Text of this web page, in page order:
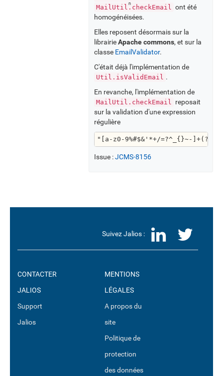
MailUtil.checkEmail
ont été
homogénéisées.
Elles reposent désormais sur la
librairieApache commons, et sur la
classe EmailValidator.
C'était déjà l'implémentation de
Util.isValidEmail .
En revanche, l'implémentation de
MailUtil.checkEmail
reposait
sur la validation d'une expression
régulière
"[a-z0-9%#$&'*+/=?^_{}~-
Issue :JCMS-8156
Suivez Jalios :
CONTACTER
JALIOS
Support
Jalios
MENTIONS
LÉGALES
A propos du
site
Politique de
protection
des données